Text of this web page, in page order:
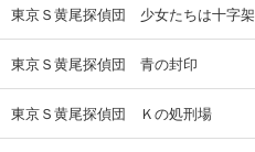
東京Ｓ黄尾探偵団 少女たちは十字架
東京Ｓ黄尾探偵団 青の封印
東京Ｓ黄尾探偵団 Ｋの処刑場